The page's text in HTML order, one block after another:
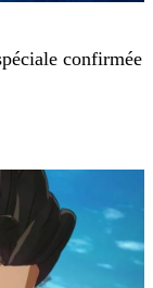
confirmée